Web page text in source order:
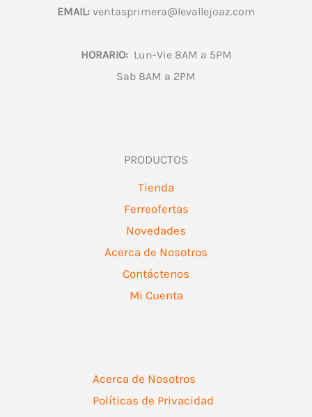
EMAIL: ventasprimera@levallejoaz.com
HORARIO:Lun-Vie 8AM a 5PM
Sab 8AM a 2PM
PRODUCTOS
Tienda
Ferreofertas
Novedades
Acerca de Nosotros
Contáctenos
Mi Cuenta
Acerca de Nosotros
Políticas de Privacidad